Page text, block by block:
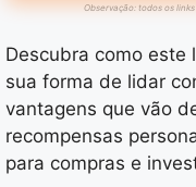
Observação: todos os
Descubra como este
sua forma de lidar
vantagens que vão
recompensas
para compras e